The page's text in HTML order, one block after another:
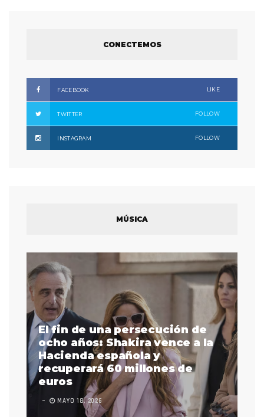
CONECTEMOS
FACEBOOK LIKE
TWITTER FOLLOW
INSTAGRAM FOLLOW
MÚSICA
El fin de una persecución de
ocho años: Shakira vence a la
Hacienda española y
recuperará 60 millones de
euros
MAYO 18, 2026